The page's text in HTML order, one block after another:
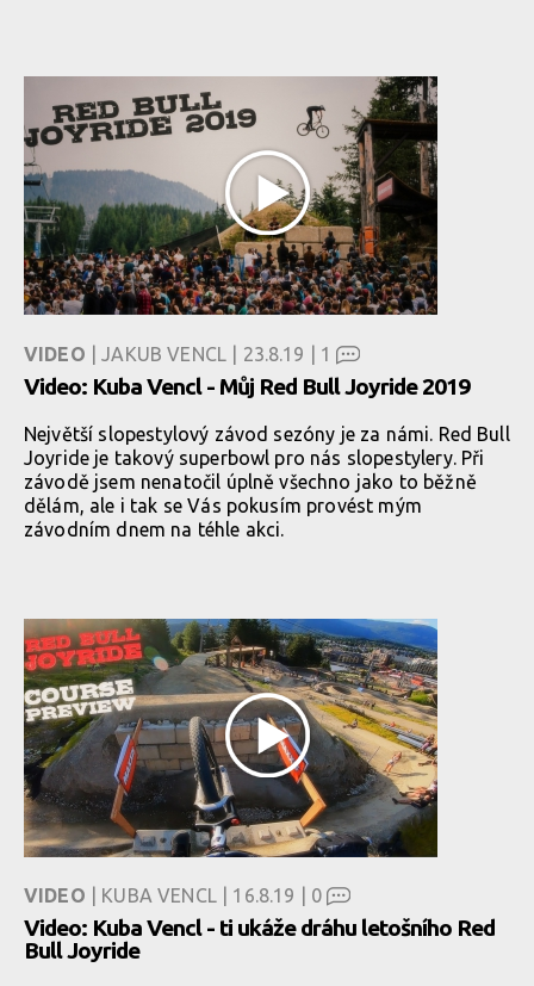
VIDEO | JAKUB VENCL | 23.8.19 | 1
Video: Kuba Vencl - Můj Red Bull Joyride 2019
Největší slopestylový závod sezóny je za námi. Red Bull
Joyride je takový superbowl pro nás slopestylery. Při
závodě jsem nenatočil úplně všechno jako to běžně
dělám, ale i tak se Vás pokusím provést mým
závodním dnem na téhle akci.
VIDEO | KUBA VENCL | 16.8.19 | 0
Video: Kuba Vencl - ti ukáže dráhu letošního Red
Bull Joyride